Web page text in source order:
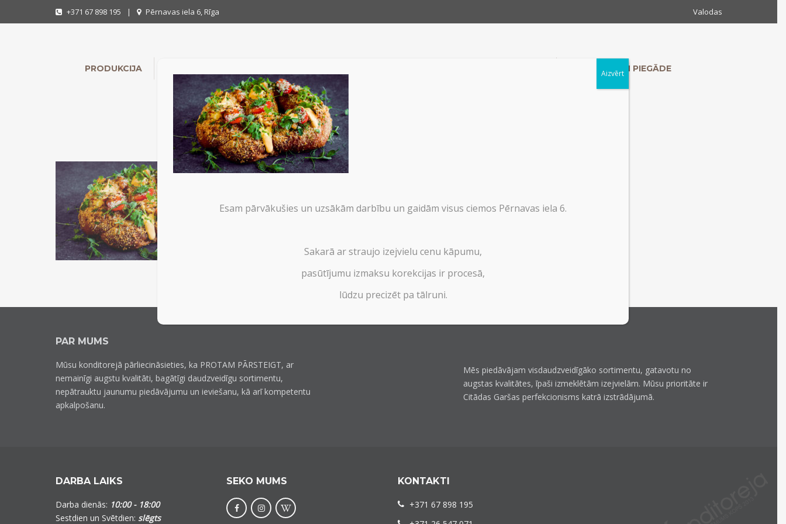
+371 67 898 195 | Pērnavas iela 6, Rīga Valodas
PRODUKCIJA KONTAKTI UN PIEGĀDE
PAR MUMS
Mūsu konditorejā pārliecināsieties, ka PROTAM PĀRSTEIGT, ar
nemainīgi augstu kvalitāti, bagātīgi daudzveidīgu sortimentu,
nepātrauktu jaunumu piedāvājumu un ieviešanu, kā arī kompetentu
apkalpošanu.
Mēs piedāvājam visdaudzveidīgāko sortimentu, gatavotu no
augstas kvalitātes, īpaši izmeklētām izejvielām. Mūsu prioritāte ir
Citādas Garšas perfekcionisms katrā izstrādājumā.
DARBA LAIKS
Darba dienās: 10:00 - 18:00
Sestdien un Svētdien: slēgts
SEKO MUMS KONTAKTI
+371 67 898 195
Esam pārvākušies un uzsākām darbību un gaidām visus ciemos Pērnavas iela 6.
Sakarā ar straujo izejvielu cenu kāpumu,
pasūtījumu izmaksu korekcijas ir procesā,
lūdzu precizēt pa tālruni.
Aizvērt